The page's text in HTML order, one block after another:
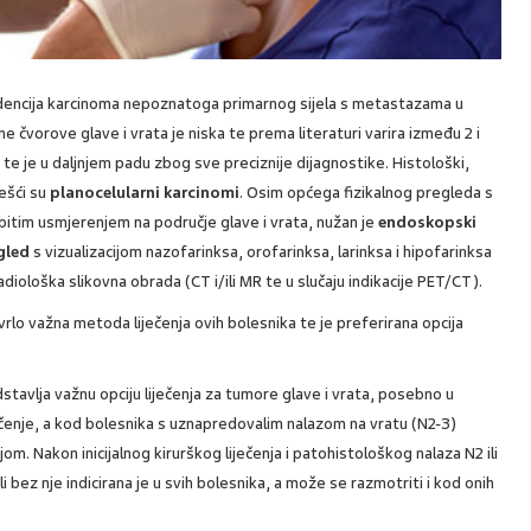
karcinoma nepoznatoga primarnog sijela s metastazama u
čvorove glave i vrata je niska te prema literaturi varira između 2 i
je u daljnjem padu zbog sve preciznije dijagnostike. Histološki,
su planocelularni karcinomi. Osim općega fizikalnog pregleda s
usmjerenjem na područje glave i vrata, nužan jeendoskopski
s vizualizacijom nazofarinksa, orofarinksa, larinksa i hipofarinksa
slikovna obrada (CT i/ili MR te u slučaju indikacije PET/CT).
važna metoda liječenja ovih bolesnika te je preferirana opcija
važnu opciju liječenja za tumore glave i vrata, posebno u
a kod bolesnika s uznapredovalim nalazom na vratu (N2-3)
Nakon inicijalnog kirurškog liječenja i patohistološkog nalaza N2 ili
nje indicirana je u svih bolesnika, a može se razmotriti i kod onih